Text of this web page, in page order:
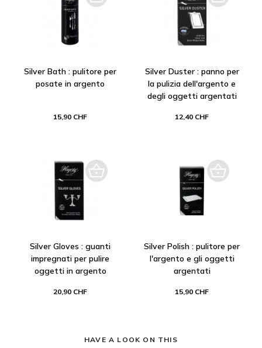
Silver Bath : pulitore per
posate in argento
15,90 CHF
Silver Duster : panno per
la pulizia dell'argento e
degli oggetti argentati
12,40 CHF
Silver Gloves : guanti
impregnati per pulire
oggetti in argento
20,90 CHF
Silver Polish : pulitore per
l'argento e gli oggetti
argentati
15,90 CHF
HAVE A LOOK ON THIS